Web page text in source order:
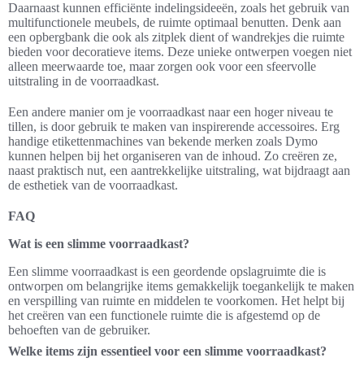
Daarnaast kunnen efficiënte indelingsideeën, zoals het gebruik van
multifunctionele meubels, de ruimte optimaal benutten. Denk aan
een opbergbank die ook als zitplek dient of wandrekjes die ruimte
bieden voor decoratieve items. Deze unieke ontwerpen voegen niet
alleen meerwaarde toe, maar zorgen ook voor een sfeervolle
uitstraling in de voorraadkast.
Een andere manier om je voorraadkast naar een hoger niveau te
tillen, is door gebruik te maken van inspirerende accessoires. Erg
handige etikettenmachines van bekende merken zoals Dymo
kunnen helpen bij het organiseren van de inhoud. Zo creëren ze,
naast praktisch nut, een aantrekkelijke uitstraling, wat bijdraagt aan
de esthetiek van de voorraadkast.
FAQ
Wat is een slimme voorraadkast?
Een slimme voorraadkast is een geordende opslagruimte die is
ontworpen om belangrijke items gemakkelijk toegankelijk te maken
en verspilling van ruimte en middelen te voorkomen. Het helpt bij
het creëren van een functionele ruimte die is afgestemd op de
behoeften van de gebruiker.
Welke items zijn essentieel voor een slimme voorraadkast?